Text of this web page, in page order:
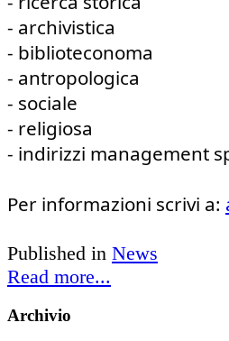
- archivistica
- biblioteconoma
- antropologica
- sociale
- religiosa
- indirizzi management
Per informazioni scrivi a:
Published in News
Read more...
Archivio